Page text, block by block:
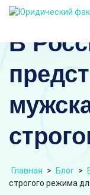
В
Главная > Блог >
строгого режима